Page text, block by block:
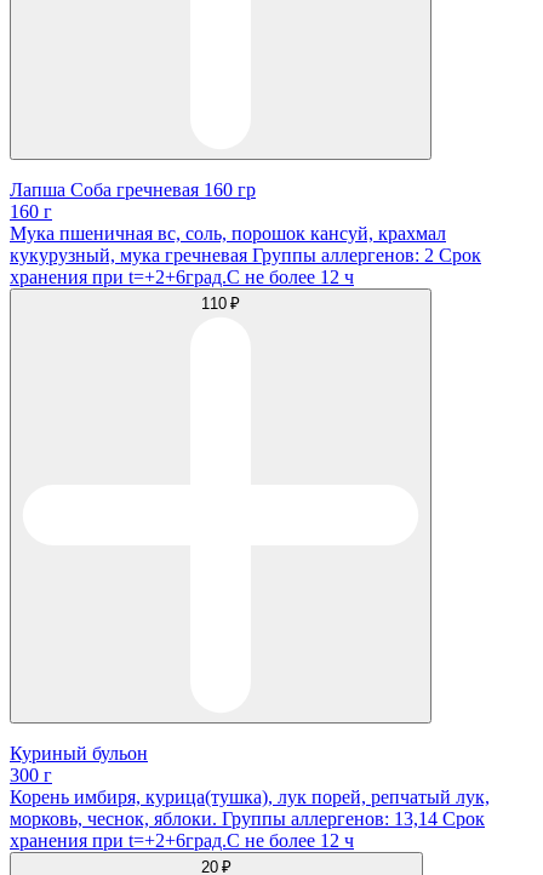
Лапша Соба гречневая 160 гр
160 г
Мука пшеничная вс, соль, порошок кансуй, крахмал
кукурузный, мука гречневая Группы аллергенов: 2 Срок
хранения при t=+2+6град.С не более 12 ч
110 ₽
Куриный бульон
300 г
Корень имбиря, курица(тушка), лук порей, репчатый лук,
морковь, чеснок, яблоки. Группы аллергенов: 13,14 Срок
хранения при t=+2+6град.С не более 12 ч
20 ₽